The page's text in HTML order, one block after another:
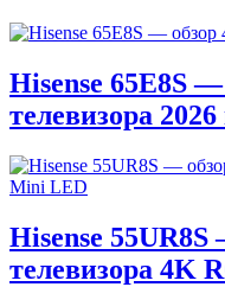
Hisense 65E8S
телевизора 2026
Hisense
телевизора 4K